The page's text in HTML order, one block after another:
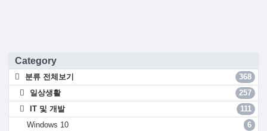
Category
분류 전체보기
368
일상생활
257
IT 및 개발
111
Windows 10
6